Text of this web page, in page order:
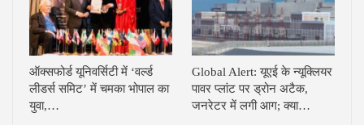
ऑक्सफोर्ड यूनिवर्सिटी में ‘वर्ल्ड
लीडर्स समिट’ में चमका भोपाल का
युवा,…
Global Alert: यूएई के न्यूक्लियर
पावर प्लांट पर ड्रोन अटैक,
जनरेटर में लगी आग; क्या…